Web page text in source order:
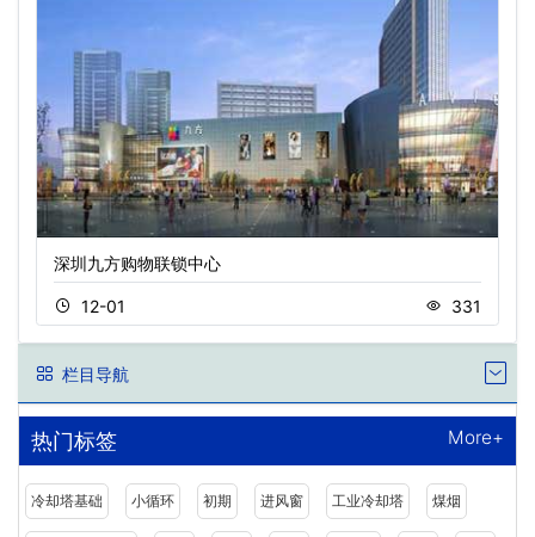
深圳九方购物联锁中心
12-01 331
栏目导航
热门标签 More+
冷却塔基础 小循环 初期 进风窗 工业冷却塔 煤烟